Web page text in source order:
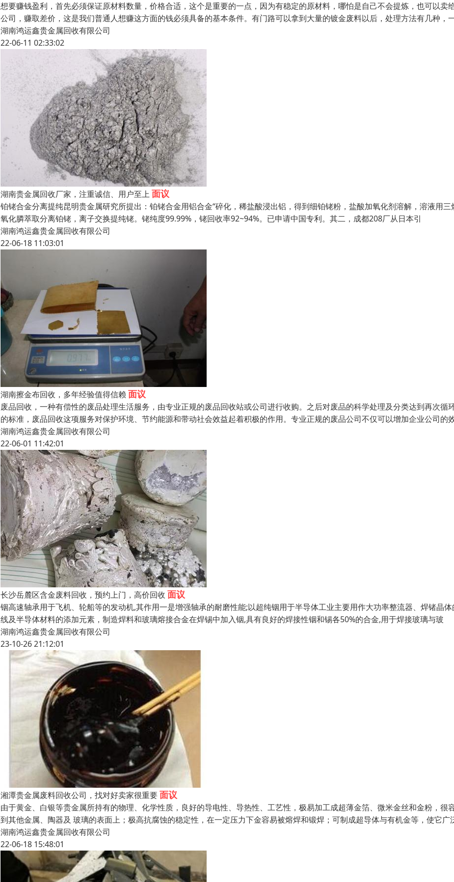
想要赚钱盈利，首先必须保证原材料数量，价格合适，这个是重要的一点，因为有稳定的原材料，哪怕是自己不会提炼，也可以卖
公司，赚取差价，这是我们普通人想赚这方面的钱必须具备的基本条件。有门路可以拿到大量的镀金废料以后，处理方法有几种，
湖南鸿运鑫贵金属回收有限公司
22-06-11 02:33:02
湖南贵金属回收厂家，注重诚信、用户至上 面议
铂铑合金分离提纯昆明贵金属研究所提出：铂铑合金用铝合金“碎化，稀盐酸浸出铝，得到细铂铑粉，盐酸加氧化剂溶解，溶液用三
氧化膦萃取分离铂铑，离子交换提纯铑。铑纯度99.99%，铑回收率92~94%。已申请中国专利。其二，成都208厂从日本引
湖南鸿运鑫贵金属回收有限公司
22-06-18 11:03:01
湖南擦金布回收，多年经验值得信赖 面议
废品回收，一种有偿性的废品处理生活服务，由专业正规的废品回收站或公司进行收购。之后对废品的科学处理及分类达到再次循
的标准，废品回收这项服务对保护环境、节约能源和带动社会效益起着积极的作用。专业正规的废品公司不仅可以增加企业公司的
湖南鸿运鑫贵金属回收有限公司
22-06-01 11:42:01
长沙岳麓区含金废料回收，预约上门，高价回收 面议
铟高速轴承用于飞机、轮船等的发动机,其作用一是增强轴承的耐磨性能;以超纯铟用于半导体工业主要用作大功率整流器、焊锗晶
线及半导体材料的添加元素，制造焊料和玻璃熔接合金在焊锡中加入铟,具有良好的焊接性铟和锡各50%的合金,用于焊接玻璃与玻
湖南鸿运鑫贵金属回收有限公司
23-10-26 21:12:01
湘潭贵金属废料回收公司，找对好卖家很重要面议
由于黄金、白银等贵金属所持有的物理、化学性质，良好的导电性、导热性、工艺性，极易加工成超薄金箔、微米金丝和金粉，很
到其他金属、陶器及 玻璃的表面上；极高抗腐蚀的稳定性，在一定压力下金容易被熔焊和锻焊；可制成超导体与有机金等，使它广
湖南鸿运鑫贵金属回收有限公司
22-06-18 15:48:01